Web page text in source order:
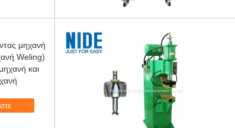
μηχανή
Weling)
και